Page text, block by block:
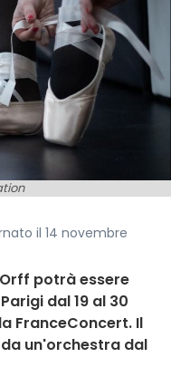
il 14 novembre
potrà essere
dal 19 al 30
FranceConcert. Il
un'orchestra dal